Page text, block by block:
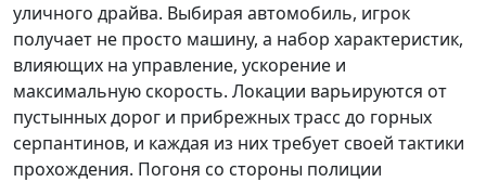
уличного драйва. Выбирая автомобиль, игрок
получает не просто машину, а набор характеристик,
влияющих на управление, ускорение и
максимальную скорость. Локации варьируются от
пустынных дорог и прибрежных трасс до горных
серпантинов, и каждая из них требует своей тактики
прохождения. Погоня со стороны полиции